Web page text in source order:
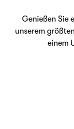
Genießen Sie
unserem
einem